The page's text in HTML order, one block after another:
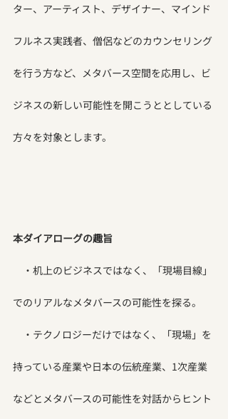
ター、アーティスト、デザイナー、マインド
フルネス実践者、僧侶などのカウンセリング
を行う方など、メタバース空間を応用し、ビ
ジネスの新しい可能性を開こうととしている
方々を対象とします。
本ダイアローグの趣旨
・机上のビジネスではなく、「現場目線」
でのリアルなメタバースの可能性を探る。
・テクノロジーだけではなく、「現場」を
持っている産業や日本の伝統産業、1次産業
などとメタバースの可能性を対話からヒント